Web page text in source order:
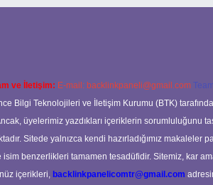
ve İletişim: E-mail: backlinkpaneli@gmail.com
Bilgi Teknolojileri ve İletişim Kurumu (BTK)
üyelerimiz yazdıkları içeriklerin
Sitede yalnızca kendi hazırladığımız
isim benzerlikleri tamamen tesadüfidir. Sitemiz, kar
içerikleri, backlinkpanelicomtr@gmail.com